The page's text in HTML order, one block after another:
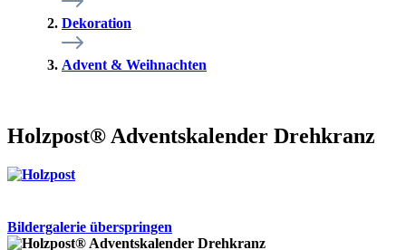
Dekoration
Advent & Weihnachten
Holzpost® Adventskalender Drehkranz
Bildergalerie überspringen